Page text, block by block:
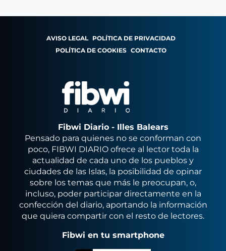
AVISO LEGAL POLÍTICA DE PRIVACIDAD
POLÍTICA DE COOKIES CONTACTO
Fibwi Diario - Illes Balears
Pensado para quienes no se conforman con
poco, FIBWI DIARIO ofrece al lector toda la
actualidad de cada uno de los pueblos y
ciudades de las Islas, la posibilidad de opinar
sobre los temas que más le preocupan, o,
incluso, poder participar directamente en la
confección del diario, aportando la información
que quiera compartir con el resto de lectores.
Fibwi en tu smartphone